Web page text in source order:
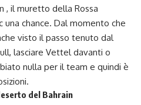
, il muretto della Rossa
chance. Dal momento che
visto il passo tenuto dal
lasciare Vettel davanti o
nulla per il team e quindi è
del Bahrain